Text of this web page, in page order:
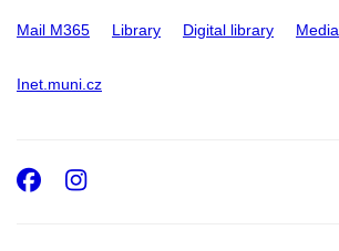
Mail M365 Library Digital library
Inet.muni.cz
Facebook
Instagram